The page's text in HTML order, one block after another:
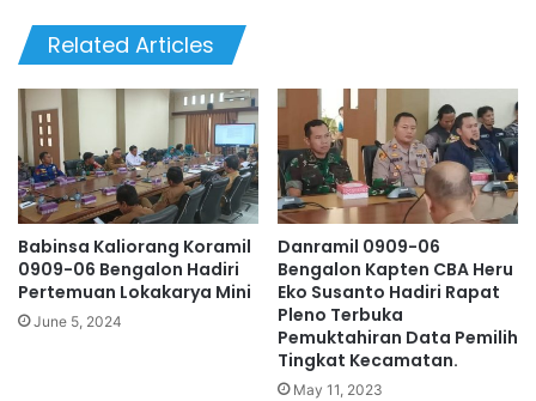
Related Articles
Babinsa Kaliorang Koramil
0909-06 Bengalon Hadiri
Pertemuan Lokakarya Mini
June 5, 2024
Danramil 0909-06
Bengalon Kapten CBA Heru
Eko Susanto Hadiri Rapat
Pleno Terbuka
Pemuktahiran Data Pemilih
Tingkat Kecamatan.
May 11, 2023